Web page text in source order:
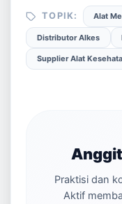
TOPIK: Alat
Distributor Alkes
Supplier Alat
Praktisi dan
Aktif